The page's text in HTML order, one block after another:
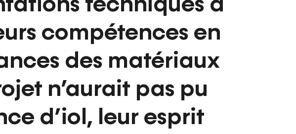
techniques à
compétences en
des matériaux
n’aurait pas pu
d’iol, leur esprit